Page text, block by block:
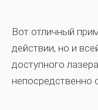
Вот отличный
действии, но и
доступного
непосредственно